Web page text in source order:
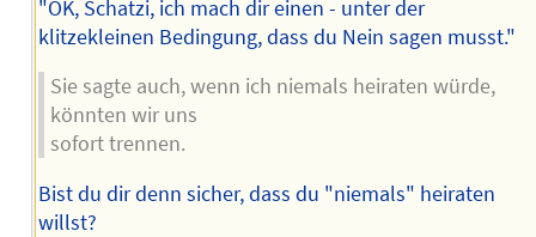
"OK, Schatzi, ich mach dir einen - unter der
klitzekleinen Bedingung, dass du Nein sagen musst."
Sie sagte auch, wenn ich niemals heiraten würde,
könnten wir uns
sofort trennen.
Bist du dir denn sicher, dass du "niemals" heiraten
willst?